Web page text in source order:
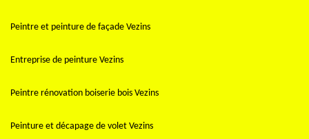
Peintre et peinture de façade Vezins
Entreprise de peinture Vezins
Peintre rénovation boiserie bois Vezins
Peinture et décapage de volet Vezins